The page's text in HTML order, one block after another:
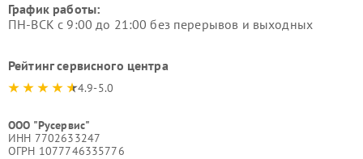
График работы:
ПН-ВСК с 9:00 до 21:00 без перерывов и выходных
Рейтинг сервисного центра
4.9-5.0
ООО "Русервис"
ИНН 7702633247
ОГРН 1077746335776